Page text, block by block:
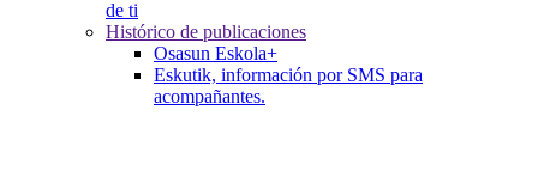
de ti
Histórico de publicaciones
Osasun Eskola+
Eskutik, información por SMS para
acompañantes.